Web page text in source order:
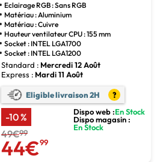
Eclairage RGB : Sans RGB
Matériau : Aluminium
Matériau : Cuivre
Hauteur ventilateur CPU : 155 mm
Socket : INTEL LGA1700
Socket : INTEL LGA1200
Standard : Mercredi 12 Août
Express : Mardi 11 Août
Eligible livraison 2H ?
-10 %
49€99
44€99
Dispo web :En Stock
Dispo magasin :
En Stock